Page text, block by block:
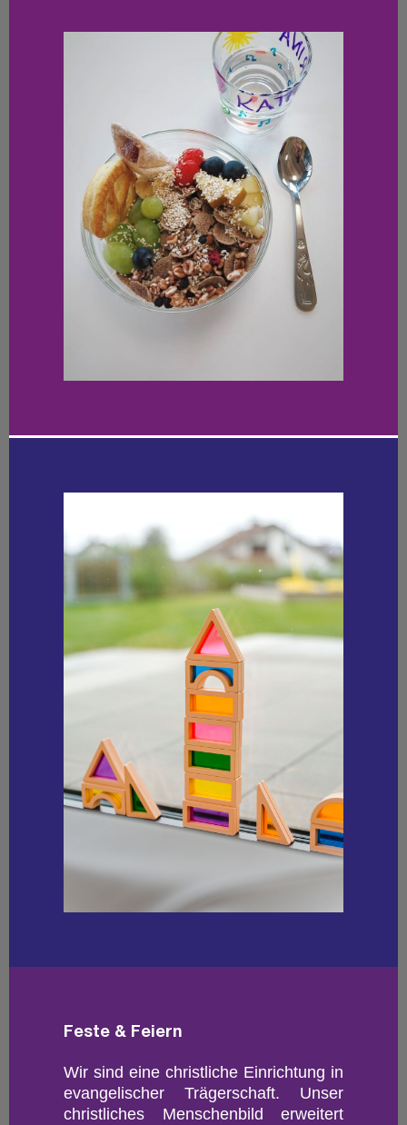
Feste & Fei­ern
Wir sind eine christ­li­che Ein­rich­tung in
evan­ge­li­scher Trä­ger­schaft. Unser
christ­li­ches Men­schen­bild er­wei­tert